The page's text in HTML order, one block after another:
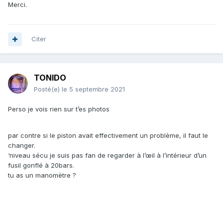
Merci.
Citer
TONIDO
Posté(e) le 5 septembre 2021
Perso je vois rien sur t’es photos
par contre si le piston avait effectivement un problème, il faut le
changer.
‘niveau sécu je suis pas fan de regarder à l’œil à l’intérieur d’un
fusil gonflé à 20bars.
tu as un manomètre ?